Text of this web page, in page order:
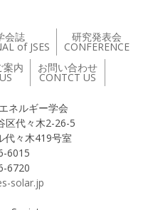
会誌
of JSES
研究発表会
CONFERENCE
案内 お問い合わせ
CONTCT US
ネルギー学会
代々木2-26-5
419号室
6015
6720
solar.jp